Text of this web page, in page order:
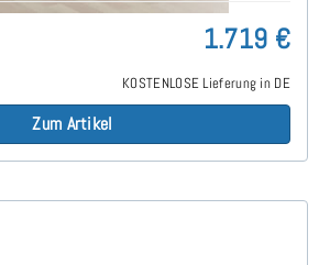
1.719 €
KOSTENLOSE Lieferung in DE
Zum Artikel